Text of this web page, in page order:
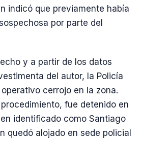
indicó que previamente había
por parte del
y a partir de los datos
del autor, la Policía
cerrojo en la zona.
fue detenido en
identificado como Santiago
quedó alojado en sede policial